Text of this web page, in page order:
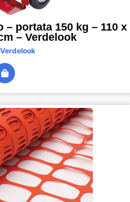
portata 150 kg – 110 x
– Verdelook
Verdelook